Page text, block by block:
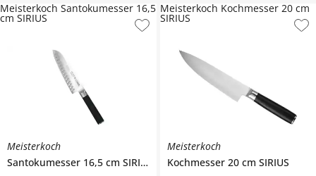
Meisterkoch
Santokumesser 16,5 cm SIRIUS
Meisterkoch Santokumesser 16,5
cm SIRIUS
Meisterkoch
Kochmesser 20 cm SIRIUS
Meisterkoch Kochmesser 20 cm
SIRIUS